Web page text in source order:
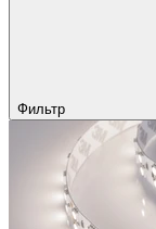
Фильтр